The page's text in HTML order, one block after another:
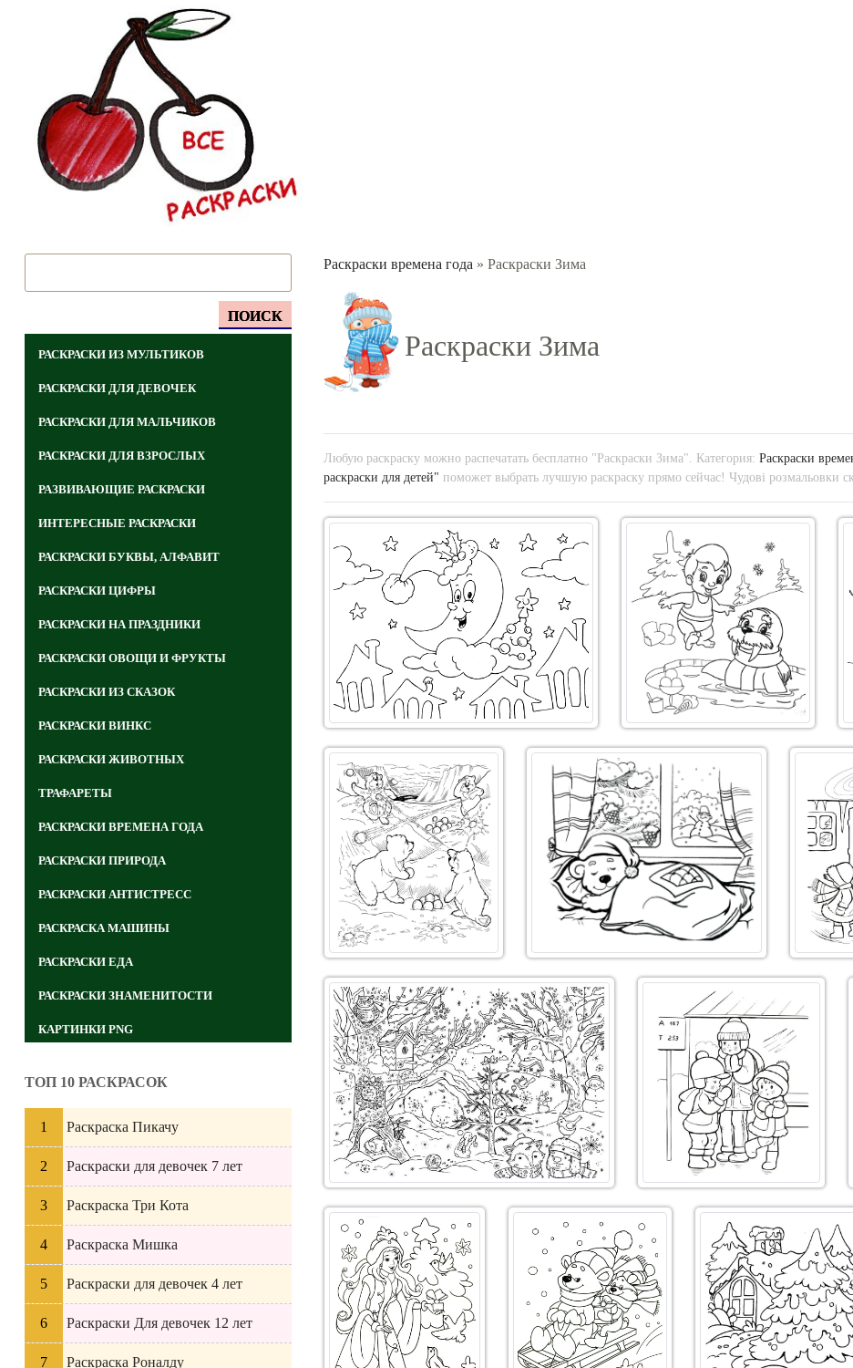
ПОИСК
РАСКРАСКИ ИЗ МУЛЬТИКОВ
РАСКРАСКИ ДЛЯ ДЕВОЧЕК
РАСКРАСКИ ДЛЯ МАЛЬЧИКОВ
РАСКРАСКИ ДЛЯ ВЗРОСЛЫХ
РАЗВИВАЮЩИЕ РАСКРАСКИ
ИНТЕРЕСНЫЕ РАСКРАСКИ
РАСКРАСКИ БУКВЫ, АЛФАВИТ
РАСКРАСКИ ЦИФРЫ
РАСКРАСКИ НА ПРАЗДНИКИ
РАСКРАСКИ ОВОЩИ И ФРУКТЫ
РАСКРАСКИ ИЗ СКАЗОК
РАСКРАСКИ ВИНКС
РАСКРАСКИ ЖИВОТНЫХ
ТРАФАРЕТЫ
РАСКРАСКИ ВРЕМЕНА ГОДА
РАСКРАСКИ ПРИРОДА
РАСКРАСКИ АНТИСТРЕСС
РАСКРАСКА МАШИНЫ
РАСКРАСКИ ЕДА
РАСКРАСКИ ЗНАМЕНИТОСТИ
КАРТИНКИ PNG
ТОП 10 РАСКРАСОК
Раскраска Пикачу
Раскраски для девочек 7 лет
Раскраска Три Кота
Раскраска Мишка
Раскраски для девочек 4 лет
Раскраски Для девочек 12 лет
Раскраска Роналду
Раскраски времена года » Раскраски Зима
Раскраски Зима
Любую раскраску можно распечатать бесплатно "Раскраски Зима". Категория: Раскраски
раскраски для детей" поможет выбрать лучшую раскраску прямо сейчас! Чудові розмальовки